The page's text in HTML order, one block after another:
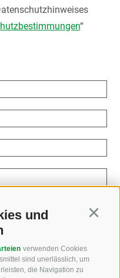
und
verwenden Cookies
sind unerlässlich, um
die Navigation zu
“